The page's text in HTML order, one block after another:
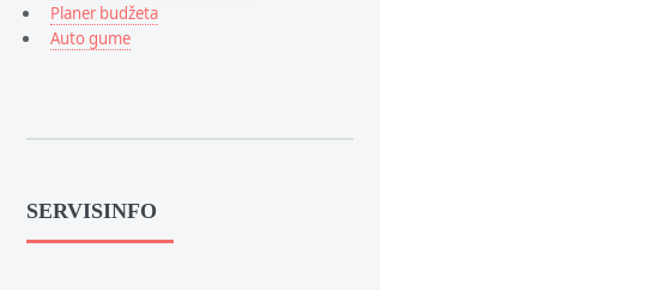
Planer budžeta
Auto gume
SERVISINFO